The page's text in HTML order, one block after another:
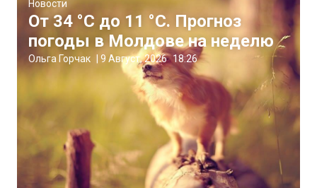
Новости
От 34 °C до 11 °C. Прогноз
погоды в Молдове на неделю
Ольга Горчак 9 Август, 2026 18:26